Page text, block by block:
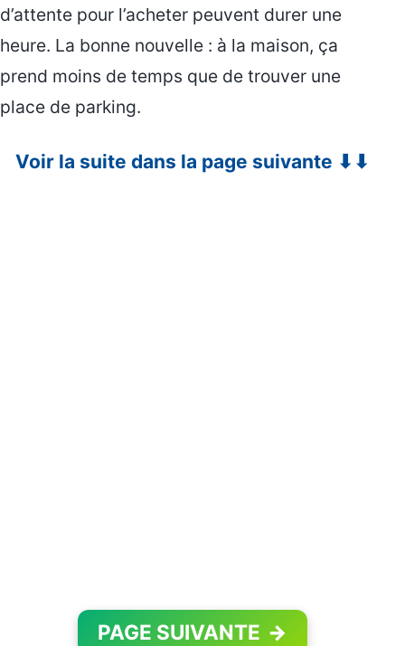
d’attente pour l’acheter peuvent durer une
heure. La bonne nouvelle : à la maison, ça
prend moins de temps que de trouver une
place de parking.
Voir la suite dans la page suivante ⬇⬇
PAGE SUIVANTE →